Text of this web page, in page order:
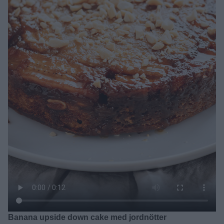
Banana upside down cake med jordnötter